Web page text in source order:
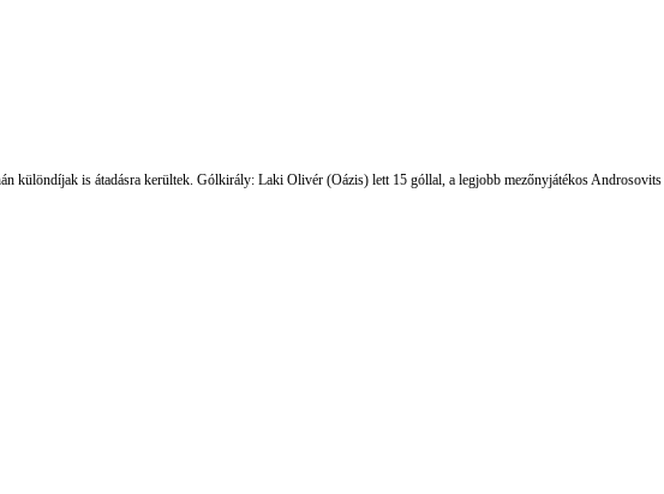
különdíjak is átadásra kerültek. Gólkirály: Laki Olivér (Oázis) lett 15 góllal, a legjobb mezőnyjátékos